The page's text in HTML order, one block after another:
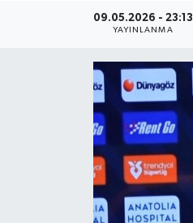
09.05.2026 - 23:13
YAYINLANMA
Dış Haberler
EĞİTİM
EKONOMİ